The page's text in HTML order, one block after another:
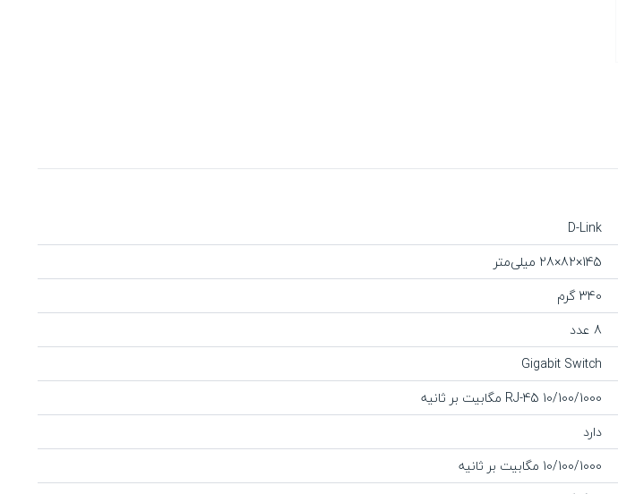
D-Link
145×82×28 میلی‌متر
340 گرم
8 عدد
Gigabit Switch
RJ-45 10/100/1000 مگابیت بر ثانیه
دارد
10/100/1000 مگابیت بر ثانیه